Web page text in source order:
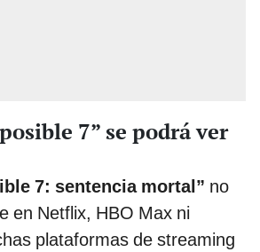
7” se podrá ver
7: sentencia mortal” no
en Netflix, HBO Max ni
plataformas de streaming